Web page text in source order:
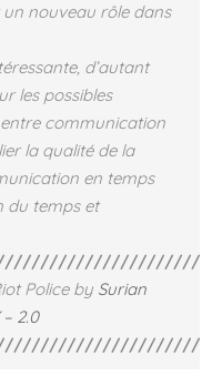
nouveau rôle dans
d’autant
les possibles
communication
la qualité de la
en temps
du temps et
Police by Surian
– 2.0